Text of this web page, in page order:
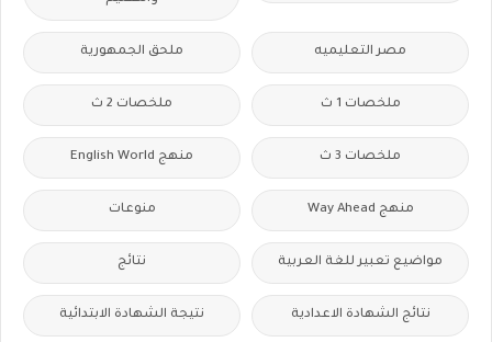
مصر التعليميه ملحق الجمهورية
ملخصات 1 ث ملخصات 2 ث
ملخصات 3 ث منهج English World
منهج Way Ahead منوعات
مواضيع تعبير للغة العربية نتائج
نتائج الشهادة الاعدادية نتيجة الشهادة الابتدائية